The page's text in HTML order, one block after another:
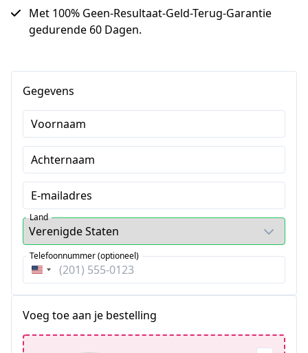
Met 100% Geen-Resultaat-Geld-Terug-Garantie
gedurende 60 Dagen.
Gegevens
Voornaam
Achternaam
E-mailadres
Land
Verenigde
Telefoonnummer (optioneel)
Voeg toe aan je bestelling